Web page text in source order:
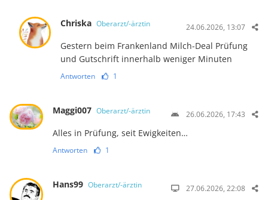
Chriska Oberarzt/-ärztin 24.06.2026, 13:07
Gestern beim Frankenland Milch-Deal Prüfung
und Gutschrift innerhalb weniger Minuten
Antworten 1
Maggi007 Oberarzt/-ärztin 26.06.2026, 17:43
Alles in Prüfung, seit Ewigkeiten…
Antworten 1
Hans99 Oberarzt/-ärztin 27.06.2026, 22:08